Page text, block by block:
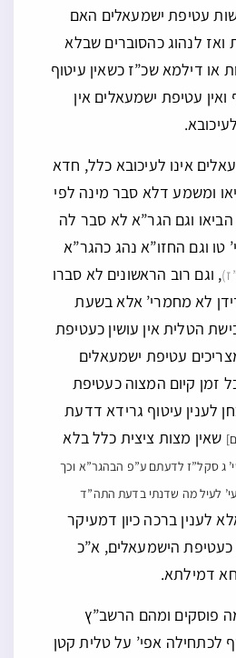
עטיפת ישמעאלים האם
ואז לנהוג כהסוברים שבלא
או דילמא שכ”ז כשאין עיטוף
עטיפת ישמעאלים אין
אינו לעיכובא כלל, חדא
ומשמע דלא סבר מינה לפי
וגם הגר”א לא סבר לה
וגם החזו”א נהג כהגר”א
, וגם רוב הראשונים לא סברו
לא מחמרי’ אלא בשעת
הטלית אין עושין כעטיפת
עטיפת ישמעאלים
זמן קיום המצוה כעטיפת
לענין עיטוף גרידא דדעת
שאין מצות ציצית כלל בלא
ג סקל”ז לדעתם ע”פ הבהגר”א וכך
לעיל מה שדנתי בדעת התה”ד
לענין ברכה כיון דמעיקר
כעטיפת הישמעאלים, א”כ
דמילתא.
פוסקים ומהם הרשב”ץ
אפי’ על טלית קטן